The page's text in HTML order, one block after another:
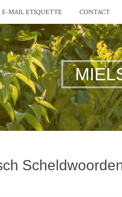
E-MAIL ETIQUETTE CONTACT